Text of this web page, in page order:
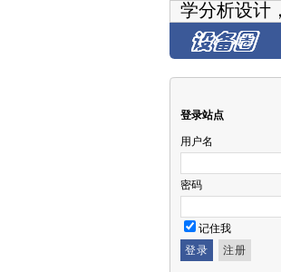
学分析设计
登录站点
用户名
密码
记住我